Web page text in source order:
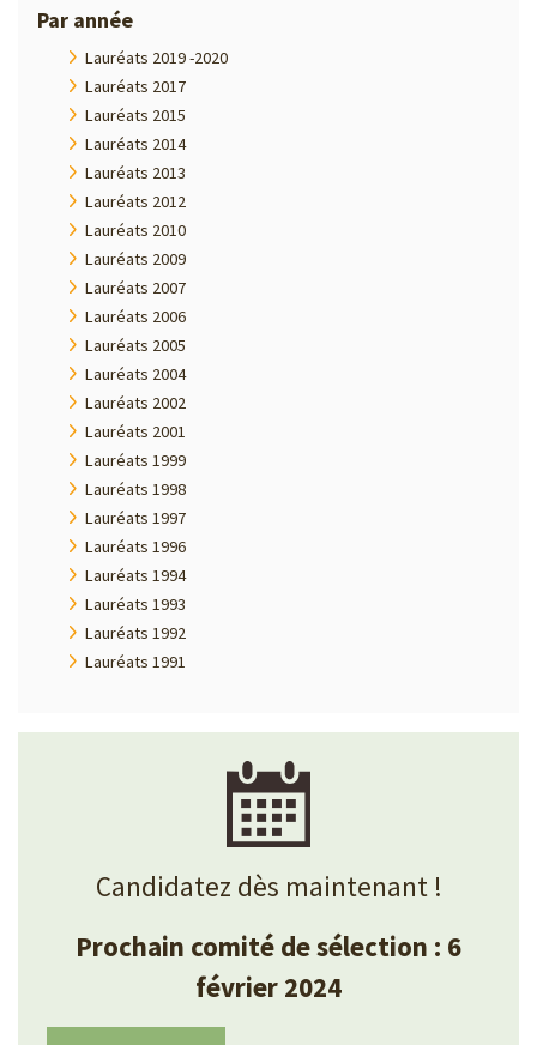
Par année
Lauréats 2019 -2020
Lauréats 2017
Lauréats 2015
Lauréats 2014
Lauréats 2013
Lauréats 2012
Lauréats 2010
Lauréats 2009
Lauréats 2007
Lauréats 2006
Lauréats 2005
Lauréats 2004
Lauréats 2002
Lauréats 2001
Lauréats 1999
Lauréats 1998
Lauréats 1997
Lauréats 1996
Lauréats 1994
Lauréats 1993
Lauréats 1992
Lauréats 1991
Candidatez dès maintenant !
Prochain comité de sélection : 6
février 2024